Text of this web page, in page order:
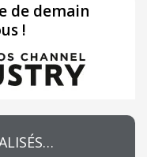
de demain
!